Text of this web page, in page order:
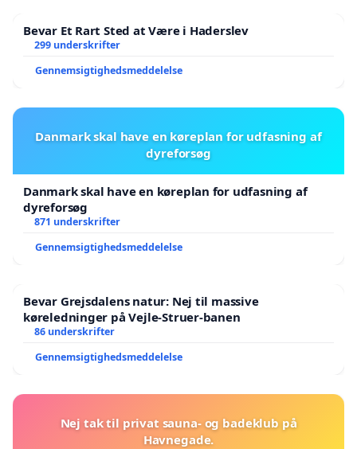
Bevar Et Rart Sted at Være i Haderslev
299 underskrifter
Gennemsigtighedsmeddelelse
Danmark skal have en køreplan for udfasning af
dyreforsøg
Danmark skal have en køreplan for udfasning af
dyreforsøg
871 underskrifter
Gennemsigtighedsmeddelelse
Bevar Grejsdalens natur: Nej til massive
køreledninger på Vejle-Struer-banen
86 underskrifter
Gennemsigtighedsmeddelelse
Nej tak til privat sauna- og badeklub på
Havnegade.